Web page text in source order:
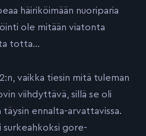
häiriköimään nuoriparia
ole mitään viatonta
totta…
vaikka tiesin mitä tuleman
viihdyttävä, sillä se oli
täysin ennalta-arvattavissa.
surkeahkoksi gore-